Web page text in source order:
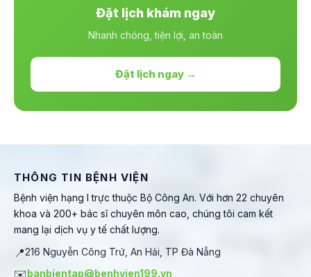
Đặt lịch khám ngay
Nhanh chóng, tiện lợi, an toàn
Đặt lịch ngay →
THÔNG TIN BỆNH VIỆN
Bệnh viện hạng I trực thuộc Bộ Công An. Với hơn 22 chuyên
khoa và 200+ bác sĩ chuyên môn cao, chúng tôi cam kết
mang lại dịch vụ y tế chất lượng.
📍216 Nguyễn Công Trứ, An Hải, TP Đà Nẵng
✉️banbientap@benhvien199.vn